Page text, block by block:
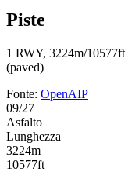
Piste
1 RWY, 3224m/10577ft
(paved)
Fonte: OpenAIP
09/27
Asfalto
Lunghezza
3224m
10577ft